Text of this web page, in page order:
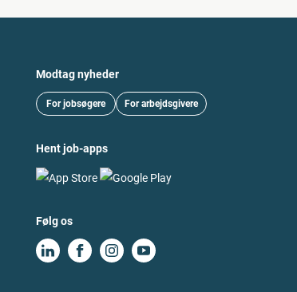
Modtag nyheder
For jobsøgere For arbejdsgivere
Hent job-apps
Følg os